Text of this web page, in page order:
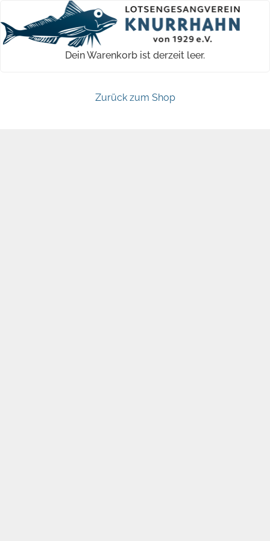
to
content
mobile
menu
mobile
menu
Dein Warenkorb ist derzeit leer.
Zurück zum Shop